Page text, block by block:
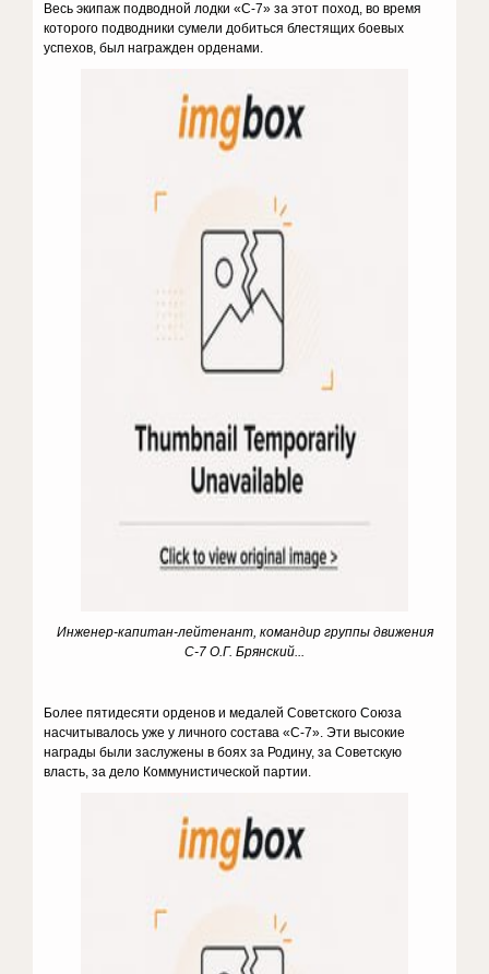
Весь экипаж подводной лодки «С-7» за этот поход, во время
которого подводники сумели добиться блестящих боевых
успехов, был награжден орденами.
Инженер-капитан-лейтенант, командир группы движения
С-7 О.Г. Брянский...
Более пятидесяти орденов и медалей Советского Союза
насчитывалось уже у личного состава «С-7». Эти высокие
награды были заслужены в боях за Родину, за Советскую
власть, за дело Коммунистической партии.